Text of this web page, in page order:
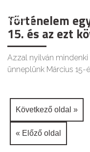
KULT
Történelem
15. és az ezt
Azzal nyilván
ünneplünk Március
Következő oldal »
« Előző oldal